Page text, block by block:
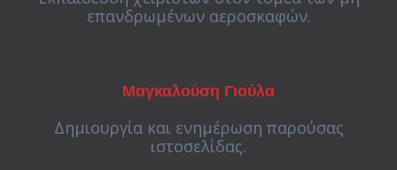
επανδρωμένων αεροσκαφών.
Μαγκαλούση Γιούλα
Δημιουργία και ενημέρωση παρούσας
ιστοσελίδας.